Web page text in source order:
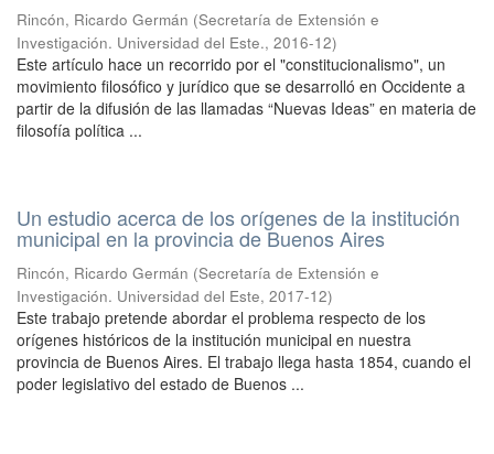
Rincón, Ricardo Germán (Secretaría de Extensión e
Investigación. Universidad del Este., 2016-12)
Este artículo hace un recorrido por el "constitucionalismo", un
movimiento filosófico y jurídico que se desarrolló en Occidente a
partir de la difusión de las llamadas “Nuevas Ideas” en materia de
filosofía política ...
Un estudio acerca de los orígenes de la institución
municipal en la provincia de Buenos Aires
Rincón, Ricardo Germán (Secretaría de Extensión e
Investigación. Universidad del Este, 2017-12)
Este trabajo pretende abordar el problema respecto de los
orígenes históricos de la institución municipal en nuestra
provincia de Buenos Aires. El trabajo llega hasta 1854, cuando el
poder legislativo del estado de Buenos ...